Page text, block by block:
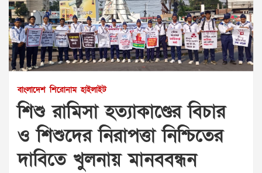
বাংলাদেশ শিরোনাম হাইলাইট
শিশু রামিসা হত্যাকাণ্ডের বিচার
ও শিশুদের নিরাপত্তা নিশ্চিতের
দাবিতে খুলনায় মানববন্ধন